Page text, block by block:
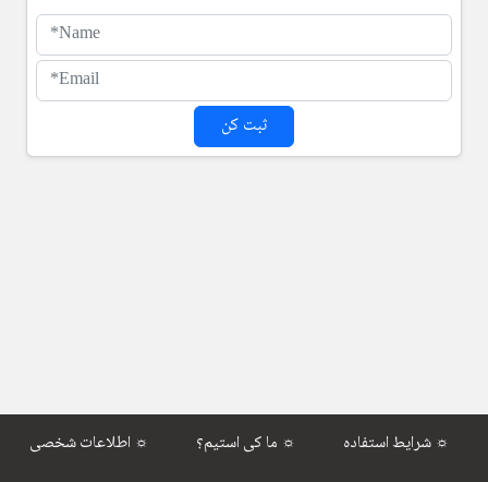
ثبت کن
اطلاعات شخصی ☼ ما کی استیم؟ ☼ شرایط استفاده ☼